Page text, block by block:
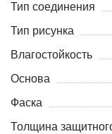
Тип соединения
Тип рисунка
Влагостойкость
Основа
Фаска
Толщина